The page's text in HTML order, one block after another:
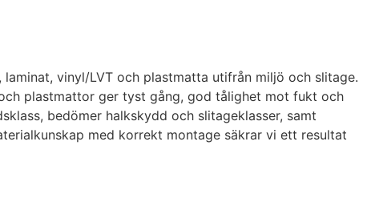
vinyl/LVT och plastmatta utifrån miljö och slitage.
plastmattor ger tyst gång, god tålighet mot fukt och
bedömer halkskydd och slitageklasser, samt
med korrekt montage säkrar vi ett resultat